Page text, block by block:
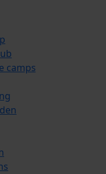
camps